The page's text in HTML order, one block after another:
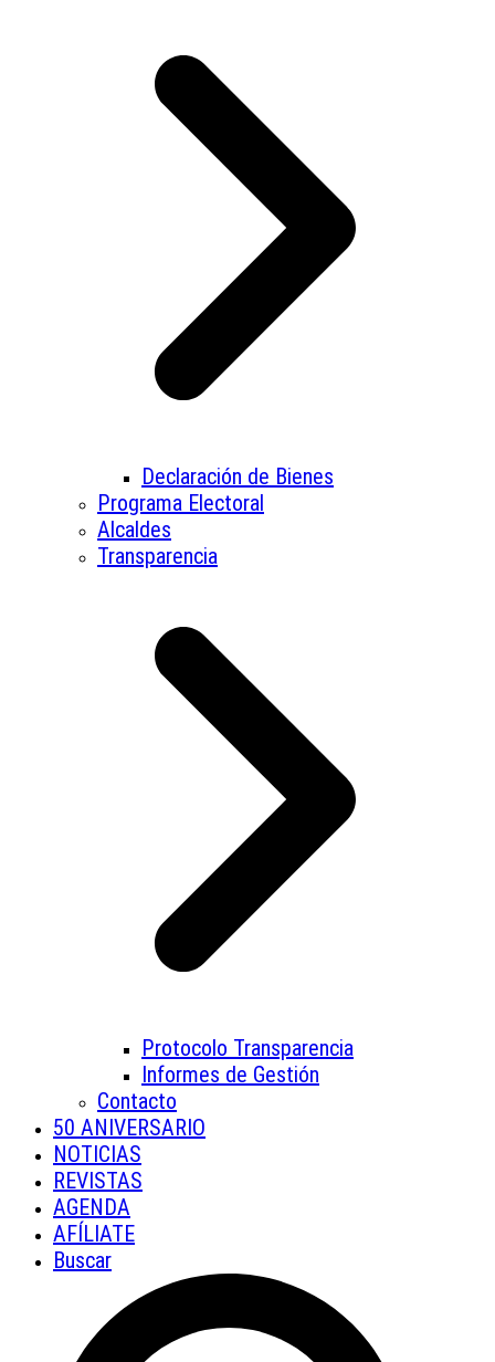
Declaración de Bienes
Programa Electoral
Alcaldes
Transparencia
Protocolo Transparencia
Informes de Gestión
Contacto
50 ANIVERSARIO
NOTICIAS
REVISTAS
AGENDA
AFÍLIATE
Buscar